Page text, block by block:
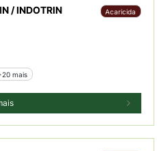
/ INDOTRIN Acaricida
mais